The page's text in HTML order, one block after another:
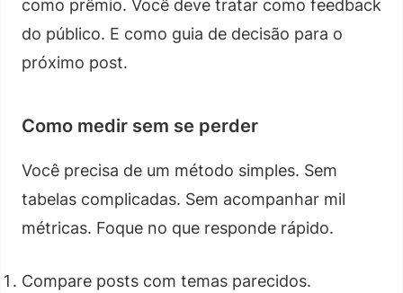
como prêmio. Você deve tratar como feedback
do público. E como guia de decisão para o
próximo post.
Como medir sem se perder
Você precisa de um método simples. Sem
tabelas complicadas. Sem acompanhar mil
métricas. Foque no que responde rápido.
Compare posts com temas parecidos.